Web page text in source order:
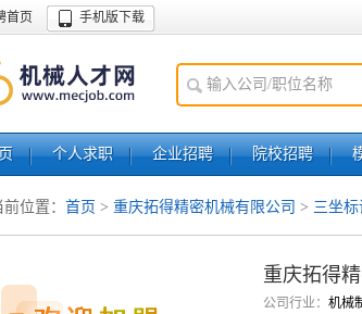
首页 手机版下载
个人求职 企业招聘 院校招聘
前位置： 首页 > 重庆拓得精密机械有限公司 > 三坐标
重庆拓得
公司行业： 机械